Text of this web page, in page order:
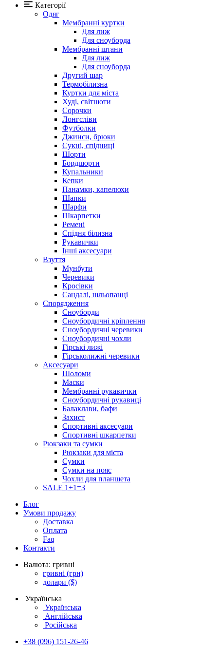
Категорії
Одяг
Мембранні куртки
Для лиж
Для сноуборда
Мембранні штани
Для лиж
Для сноуборда
Другий шар
Термобілизна
Куртки для міста
Худі, світшоти
Сорочки
Лонгсліви
Футболки
Джинси, брюки
Сукні, спідниці
Шорти
Бордшорти
Купальники
Кепки
Панамки, капелюхи
Шапки
Шарфи
Шкарпетки
Ремені
Спідня білизна
Рукавички
Інші аксесуари
Взуття
Мунбути
Черевики
Кросівки
Сандалі, шльопанці
Спорядження
Сноуборди
Сноубордичні кріплення
Сноубордичні черевики
Сноубордичні чохли
Гірські лижі
Гірськолижні черевики
Аксесуари
Шоломи
Маски
Мембранні рукавички
Сноубордичні рукавиці
Балаклави, бафи
Захист
Спортивні аксесуари
Спортивні шкарпетки
Рюкзаки та сумки
Рюкзаки для міста
Сумки
Сумки на пояс
Чохли для планшета
SALE 1+1=3
Блог
Умови продажу
Доставка
Оплата
Faq
Контакти
Валюта: гривні
гривні (грн)
долари ($)
Українська
Українська
Англійська
Російська
+38 (096) 151-26-46